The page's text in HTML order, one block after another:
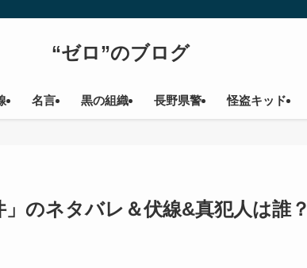
“ゼロ”のブログ
名言 黒の組織 長野県警 怪盗キッド
のネタバレ＆伏線&真犯人は誰？